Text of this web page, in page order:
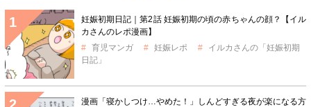
妊娠初期日記｜第2話 妊娠初期の頃の赤ちゃんの顔？【イル
カさんのレポ漫画】
育児マンガ
妊娠レポ
イルカさんの「妊娠初期
日記」
漫画「寝かしつけ…やめた！」しんどすぎる夜が楽になる方